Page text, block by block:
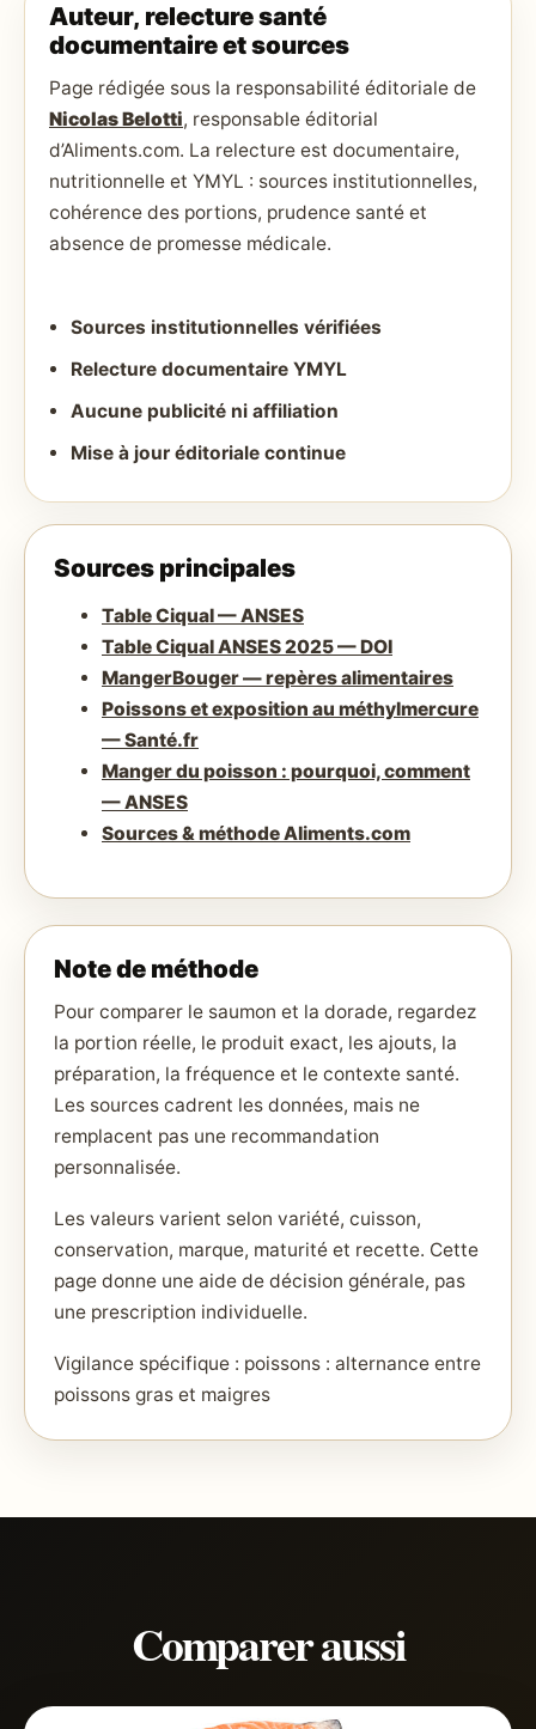
Auteur, relecture santé
documentaire et sources
Page rédigée sous la responsabilité éditoriale de
Nicolas Belotti, responsable éditorial
d’Aliments.com. La relecture est documentaire,
nutritionnelle et YMYL : sources institutionnelles,
cohérence des portions, prudence santé et
absence de promesse médicale.
Sources institutionnelles vérifiées
Relecture documentaire YMYL
Aucune publicité ni affiliation
Mise à jour éditoriale continue
Sources principales
Table Ciqual — ANSES
Table Ciqual ANSES 2025 — DOI
MangerBouger — repères alimentaires
Poissons et exposition au méthylmercure
— Santé.fr
Manger du poisson : pourquoi, comment
— ANSES
Sources & méthode Aliments.com
Note de méthode
Pour comparer le saumon et la dorade, regardez
la portion réelle, le produit exact, les ajouts, la
préparation, la fréquence et le contexte santé.
Les sources cadrent les données, mais ne
remplacent pas une recommandation
personnalisée.
Les valeurs varient selon variété, cuisson,
conservation, marque, maturité et recette. Cette
page donne une aide de décision générale, pas
une prescription individuelle.
Vigilance spécifique : poissons : alternance entre
poissons gras et maigres
Comparer aussi